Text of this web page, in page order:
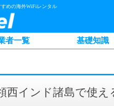
すめの海外WiFiレンタル
者一覧 基礎知識
西インド諸島で使え